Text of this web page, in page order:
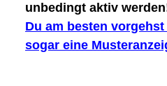
unbedingt aktiv werden
Du am besten
sogar eine